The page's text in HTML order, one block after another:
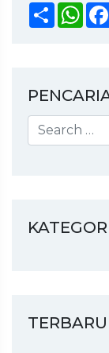
Share
TERBARU